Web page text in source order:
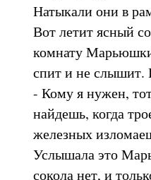
Натыкали они в
Вот летит ясный
комнату
спит и не слышит.
- Кому я нужен,
найдешь, когда
железных
Услышала это
сокола нет, и